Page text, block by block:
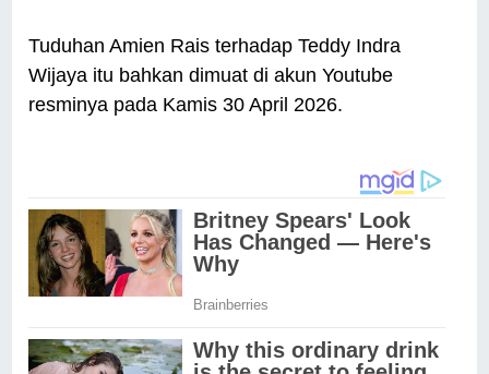
Tuduhan Amien Rais terhadap Teddy Indra
Wijaya itu bahkan dimuat di akun Youtube
resminya pada Kamis 30 April 2026.